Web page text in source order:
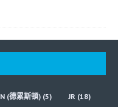
(德累斯頓) (5) JR (18)